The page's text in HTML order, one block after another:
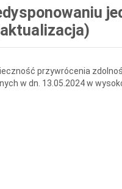
przywrócenia
w dn. 13.05.2024 w